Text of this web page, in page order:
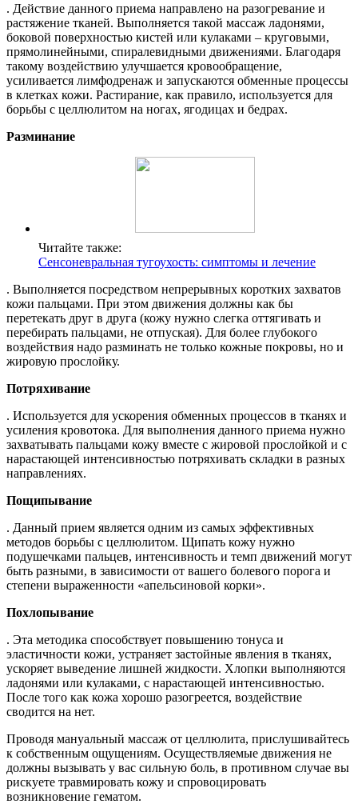
. Действие данного приема направлено на разогревание и
растяжение тканей. Выполняется такой массаж ладонями,
боковой поверхностью кистей или кулаками – круговыми,
прямолинейными, спиралевидными движениями. Благодаря
такому воздействию улучшается кровообращение,
усиливается лимфодренаж и запускаются обменные процессы
в клетках кожи. Растирание, как правило, используется для
борьбы с целлюлитом на ногах, ягодицах и бедрах.
Разминание
Читайте также:
Сенсоневральная тугоухость: симптомы и лечение
. Выполняется посредством непрерывных коротких захватов
кожи пальцами. При этом движения должны как бы
перетекать друг в друга (кожу нужно слегка оттягивать и
перебирать пальцами, не отпуская). Для более глубокого
воздействия надо разминать не только кожные покровы, но и
жировую прослойку.
Потряхивание
. Используется для ускорения обменных процессов в тканях и
усиления кровотока. Для выполнения данного приема нужно
захватывать пальцами кожу вместе с жировой прослойкой и с
нарастающей интенсивностью потряхивать складки в разных
направлениях.
Пощипывание
. Данный прием является одним из самых эффективных
методов борьбы с целлюлитом. Щипать кожу нужно
подушечками пальцев, интенсивность и темп движений могут
быть разными, в зависимости от вашего болевого порога и
степени выраженности «апельсиновой корки».
Похлопывание
. Эта методика способствует повышению тонуса и
эластичности кожи, устраняет застойные явления в тканях,
ускоряет выведение лишней жидкости. Хлопки выполняются
ладонями или кулаками, с нарастающей интенсивностью.
После того как кожа хорошо разогреется, воздействие
сводится на нет.
Проводя мануальный массаж от целлюлита, прислушивайтесь
к собственным ощущениям. Осуществляемые движения не
должны вызывать у вас сильную боль, в противном случае вы
рискуете травмировать кожу и спровоцировать
возникновение гематом.